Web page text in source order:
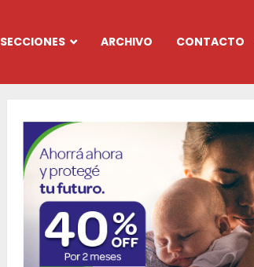
SECCIONES ARCHIVO CONTACTO